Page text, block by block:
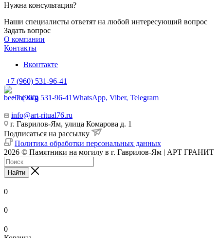
Нужна консультация?
Наши специалисты ответят на любой интересующий вопрос
Задать вопрос
О компании
Контакты
Вконтакте
+7 (960) 531-96-41
+7 (960) 531-96-41WhatsApp, Viber, Telegram
info@art-ritual76.ru
г. Гаврилов-Ям, улица Комарова д. 1
Подписаться на рассылку
Политика обработки персональных данных
2026 © Памятники на могилу в г. Гаврилов-Ям | АРТ ГРАНИТ
Найти
0
0
0